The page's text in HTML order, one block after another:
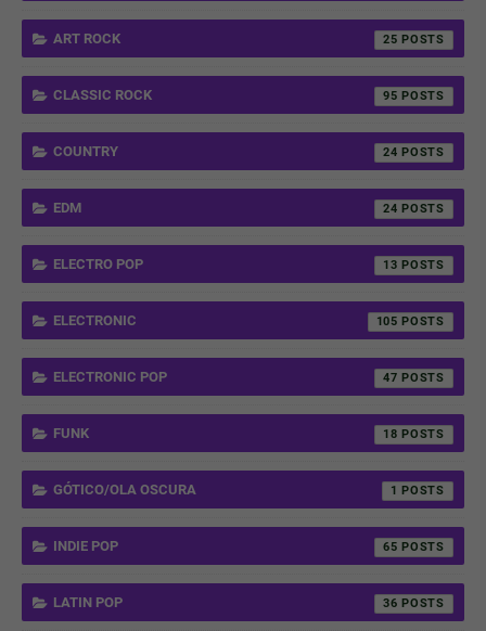
ART ROCK 25
CLASSIC ROCK 95
COUNTRY 24
EDM 24
ELECTRO POP 13
ELECTRONIC 105
ELECTRONIC POP 47
FUNK 18
GÓTICO/OLA OSCURA 1
INDIE POP 65
LATIN POP 36